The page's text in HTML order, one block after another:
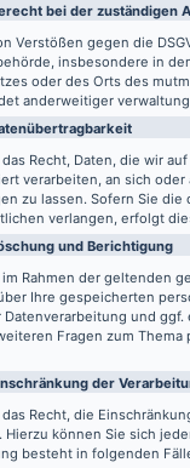
bei der zuständigen
Verstößen gegen die
insbesondere in
oder des Orts des
anderweitiger
Recht, Daten, die wir
verarbeiten, an sich
zu lassen. Sofern Sie
verlangen, erfolgt
und Berichtigung
im Rahmen der geltenden
Ihre gespeicherten
Datenverarbeitung und
Fragen zum
der
Recht, die
Hierzu können Sie sich
besteht in folgenden